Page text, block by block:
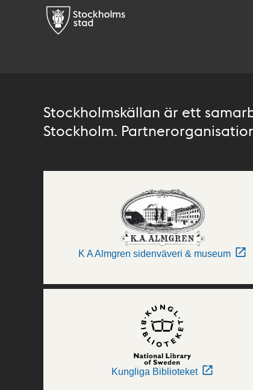
Stockholmskällan är ett
Stockholm.
K A Almgren sidenväveri & museum
Kungliga Biblioteket